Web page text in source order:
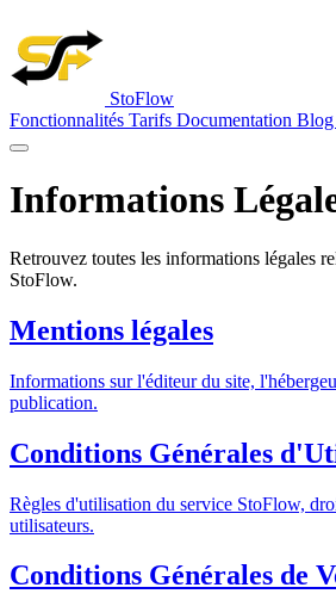
StoFlow
Fonctionnalités Tarifs Documentation Blog
Informations
Retrouvez toutes les informations légales
StoFlow.
Mentions légales
Informations sur l'éditeur du site,
publication.
Conditions Générales
Règles d'utilisation du service StoFlow,
utilisateurs.
Conditions Générales de